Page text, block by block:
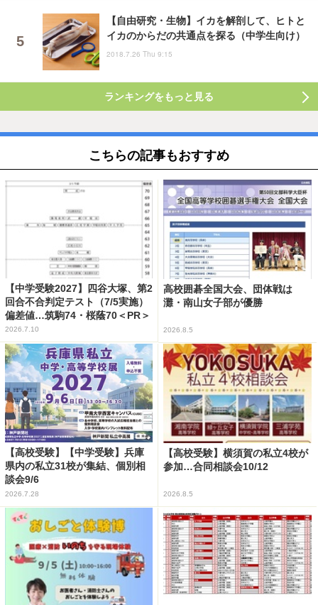
【自由研究・生物】イカを解剖して、ヒトと
イカのからだの共通点を探る（中学生向け）
2018.7.26 Thu 9:15
ランキングをもっと見る
こちらの記事もおすすめ
【中学受験2027】四谷大塚、第2
回合不合判定テスト（7/5実施）
偏差値…筑駒74・桜蔭70＜PR＞
2026.7.10
高校囲碁全国大会、団体戦は
灘・南山女子部が優勝
2026.8.5
【高校受験】【中学受験】兵庫
県内の私立31校が集結、個別相
談会9/6
2026.7.28
【高校受験】横須賀の私立4校が
参加…合同相談会10/12
2026.8.5